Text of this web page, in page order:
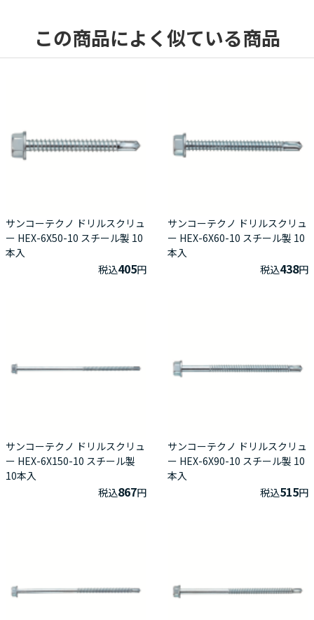
この商品によく似ている商品
サンコーテクノ ドリルスクリュ
ー HEX-6X50-10 スチール製 10
本入
税込405円
サンコーテクノ ドリルスクリュ
ー HEX-6X60-10 スチール製 10
本入
税込438円
サンコーテクノ ドリルスクリュ
ー HEX-6X150-10 スチール製
10本入
税込867円
サンコーテクノ ドリルスクリュ
ー HEX-6X90-10 スチール製 10
本入
税込515円